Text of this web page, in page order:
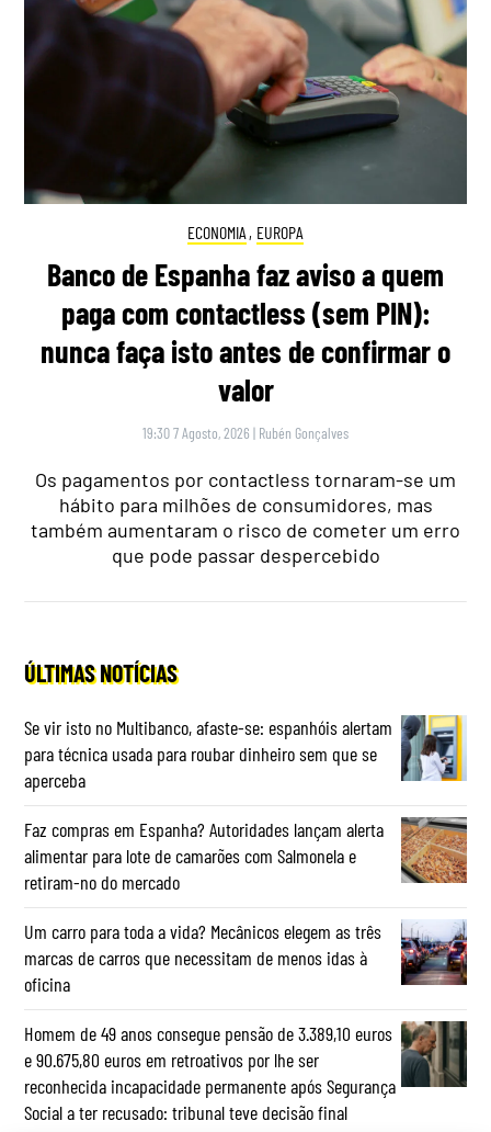
ECONOMIA , EUROPA
Banco de Espanha faz aviso a quem
paga com contactless (sem PIN):
nunca faça isto antes de confirmar o
valor
19:30 7 Agosto, 2026 | Rubén Gonçalves
Os pagamentos por contactless tornaram-se um
hábito para milhões de consumidores, mas
também aumentaram o risco de cometer um erro
que pode passar despercebido
ÚLTIMAS NOTÍCIAS
Se vir isto no Multibanco, afaste-se: espanhóis alertam
para técnica usada para roubar dinheiro sem que se
aperceba
Faz compras em Espanha? Autoridades lançam alerta
alimentar para lote de camarões com Salmonela e
retiram-no do mercado
Um carro para toda a vida? Mecânicos elegem as três
marcas de carros que necessitam de menos idas à
oficina
Homem de 49 anos consegue pensão de 3.389,10 euros
e 90.675,80 euros em retroativos por lhe ser
reconhecida incapacidade permanente após Segurança
Social a ter recusado: tribunal teve decisão final